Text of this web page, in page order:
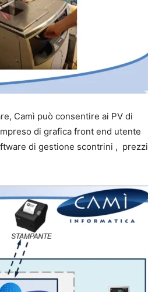
Camì può consentire ai PV di
di grafica front end utente
di gestione scontrini , prezzi